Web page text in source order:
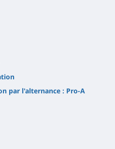
par l'alternance : Pro-A